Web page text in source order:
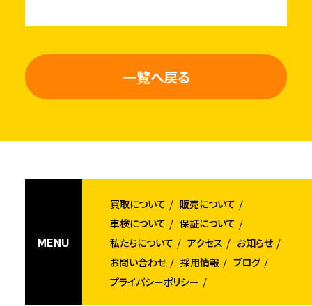
一覧へ戻る
MENU
買取について
販売について
車検について
保証について
私たちについて
アクセス
お知らせ
お問い合わせ
採用情報
ブログ
プライバシーポリシー